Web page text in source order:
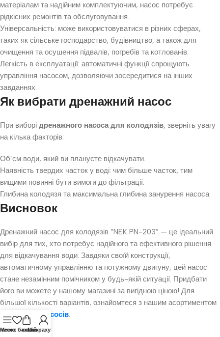
матеріалам та надійним комплектуючим, насос потребує
рідкісних ремонтів та обслуговування.
Універсальність: може використовуватися в різних сферах,
таких як сільське господарство, будівництво, а також для
очищення та осушення підвалів, погребів та котлованів.
Легкість в експлуатації: автоматичні функції спрощують
управління насосом, дозволяючи зосередитися на інших
завданнях.
Як вибрати дренажний насос
При виборі дренажного насоса для колодязів, зверніть увагу
на кілька факторів:
Об’єм води, який ви плануєте відкачувати.
Наявність твердих часток у воді: чим більше часток, тим
вищими повинні бути вимоги до фільтрації.
Глибина колодязя та максимальна глибина занурення насоса.
Висновок
Дренажний насос для колодязів “NEK PN-203” — це ідеальний
вибір для тих, хто потребує надійного та ефективного рішення
для відкачування води. Завдяки своїй конструкції,
автоматичному управлінню та потужному двигуну, цей насос
стане незамінним помічником у будь-якій ситуації. Придбати
його ви можете у нашому магазині за вигідною ціною! Для
більшої кількості варіантів, ознайомтеся з нашим асортиментом
дренажних насосів.
Меню бажань
кошик
Мій рахунок